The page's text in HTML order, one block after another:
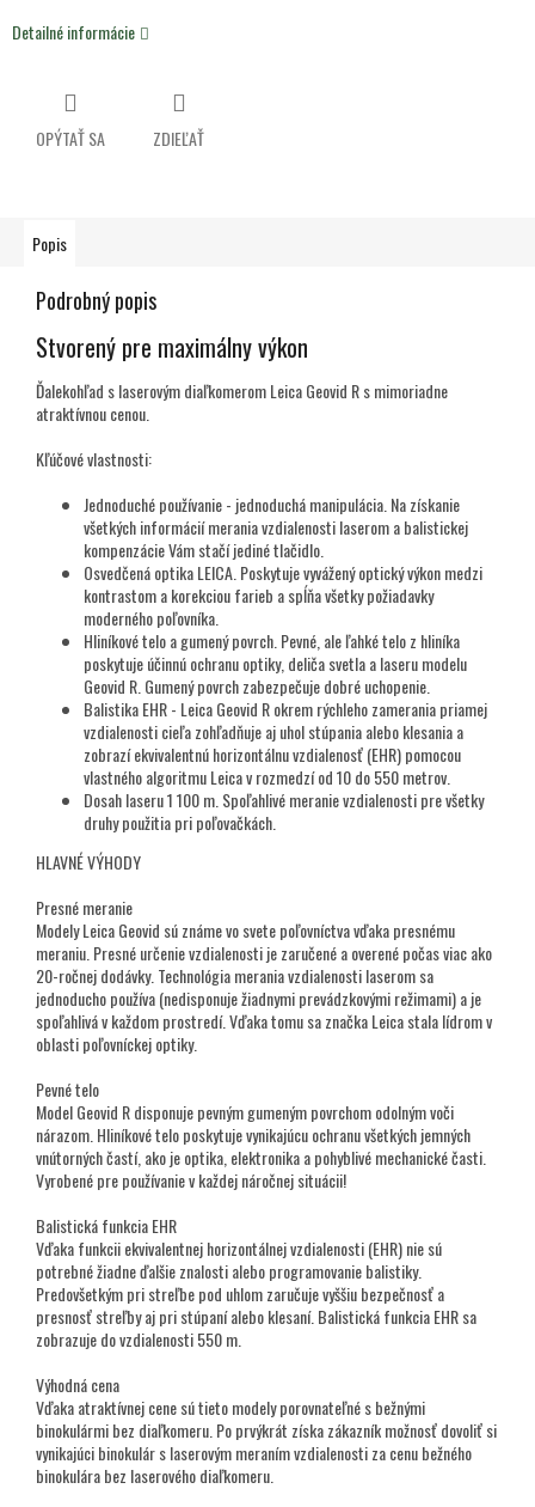
Detailné informácie
OPÝTAŤ SA ZDIEĽAŤ
Popis
Podrobný popis
Stvorený pre maximálny výkon
Ďalekohľad s laserovým diaľkomerom Leica Geovid R s mimoriadne
atraktívnou cenou.
Kľúčové vlastnosti:
Jednoduché používanie - jednoduchá manipulácia. Na získanie
všetkých informácií merania vzdialenosti laserom a balistickej
kompenzácie Vám stačí jediné tlačidlo.
Osvedčená optika LEICA. Poskytuje vyvážený optický výkon medzi
kontrastom a korekciou farieb a spĺňa všetky požiadavky
moderného poľovníka.
Hliníkové telo a gumený povrch . Pevné, ale ľahké telo z hliníka
poskytuje účinnú ochranu optiky, deliča svetla a laseru modelu
Geovid R. Gumený povrch zabezpečuje dobré uchopenie.
Balistika EHR- Leica Geovid R okrem rýchleho zamerania priamej
vzdialenosti cieľa zohľadňuje aj uhol stúpania alebo klesania a
zobrazí ekvivalentnú horizontálnu vzdialenosť (EHR) pomocou
vlastného algoritmu Leica v rozmedzí od 10 do 550 metrov.
Dosah laseru 1 100 m . Spoľahlivé meranie vzdialenosti pre všetky
druhy použitia pri poľovačkách.
HLAVNÉ VÝHODY
Presné meranie
Modely Leica Geovid sú známe vo svete poľovníctva vďaka presnému
meraniu. Presné určenie vzdialenosti je zaručené a overené počas viac ako
20-ročnej dodávky. Technológia merania vzdialenosti laserom sa
jednoducho používa (nedisponuje žiadnymi prevádzkovými režimami) a je
spoľahlivá v každom prostredí. Vďaka tomu sa značka Leica stala lídrom v
oblasti poľovníckej optiky.
Pevné telo
Model Geovid R disponuje pevným gumeným povrchom odolným voči
nárazom. Hliníkové telo poskytuje vynikajúcu ochranu všetkých jemných
vnútorných častí, ako je optika, elektronika a pohyblivé mechanické časti.
Vyrobené pre používanie v každej náročnej situácii!
Balistická funkcia EHR
Vďaka funkcii ekvivalentnej horizontálnej vzdialenosti (EHR) nie sú
potrebné žiadne ďalšie znalosti alebo programovanie balistiky.
Predovšetkým pri streľbe pod uhlom zaručuje vyššiu bezpečnosť a
presnosť streľby aj pri stúpaní alebo klesaní. Balistická funkcia EHR sa
zobrazuje do vzdialenosti 550 m.
Výhodná cena
Vďaka atraktívnej cene sú tieto modely porovnateľné s bežnými
binokulármi bez diaľkomeru. Po prvýkrát získa zákazník možnosť dovoliť si
vynikajúci binokulár s laserovým meraním vzdialenosti za cenu bežného
binokulára bez laserového diaľkomeru.